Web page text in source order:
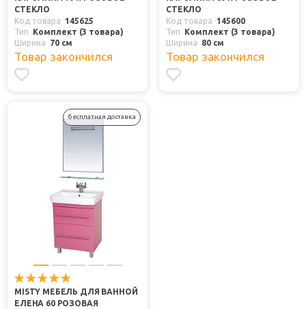
СТЕКЛО
Код товара
145625
Тип
Комплект (3 товара)
Ширина
70 см
Товар закончился
СТЕКЛО
Код товара
145600
Тип
Комплект (3 товара)
Ширина
80 см
Товар закончился
бесплатная доставка
MISTY МЕБЕЛЬ ДЛЯ ВАННОЙ
ЕЛЕНА 60 РОЗОВАЯ